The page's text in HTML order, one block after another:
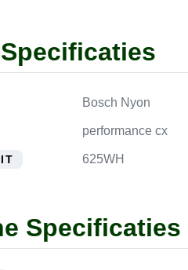
Bosch Nyon
performance cx
625WH
Specificaties